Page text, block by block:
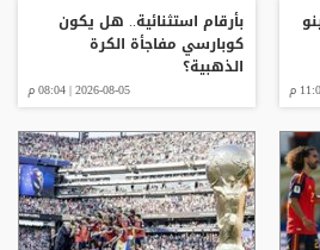
بأرقام استثنائية.. هل يكون
كوبارسي مفاجأة الكرة
الذهبية؟
2026-08-05 | 08:04 م